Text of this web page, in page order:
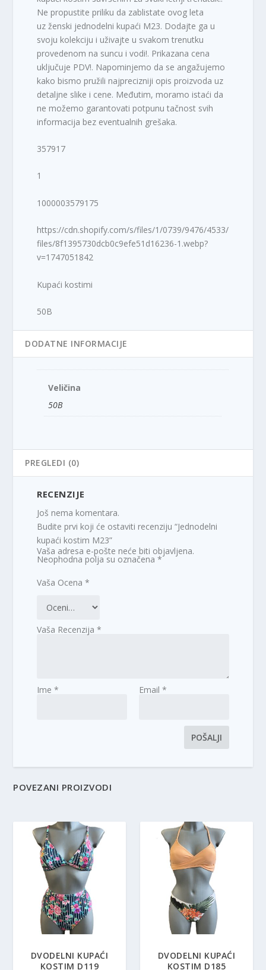
Ne propustite priliku da zablistate ovog leta
uz ženski jednodelni kupaći M23. Dodajte ga u
svoju kolekciju i uživajte u svakom trenutku
provedenom na suncu i vodi!. Prikazana cena
uključuje PDV!. Napominjemo da se angažujemo
kako bismo pružili najprecizniji opis proizvoda uz
detaljne slike i cene. Međutim, moramo istaći da
ne možemo garantovati potpunu tačnost svih
informacija bez eventualnih grešaka.
357917
1
1000003579175
https://cdn.shopify.com/s/files/1/0739/9476/4533/
files/8f1395730dcb0c9efe51d16236-1.webp?
v=1747051842
Kupaći kostimi
50B
DODATNE INFORMACIJE
Veličina
50B
PREGLEDI (0)
RECENZIJE
Još nema komentara.
Budite prvi koji će ostaviti recenziju “Jednodelni
kupaći kostim M23”
Vaša adresa e-pošte neće biti objavljena.
Neophodna polja su označena*
Vaša Ocena*
Vaša Recenzija*
Ime* Email *
POVEZANI PROIZVODI
DVODELNI KUPAĆI
KOSTIM D119
DVODELNI KUPAĆI
KOSTIM D185